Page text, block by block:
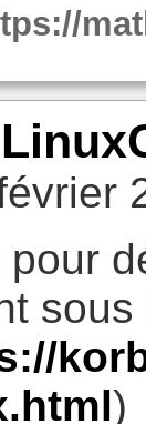
pour
sous
)